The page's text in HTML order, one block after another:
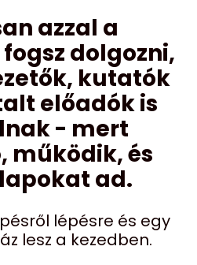
azzal a
dolgozni,
kutatók
előadók is
- mert
működik, és
ad.
lépésre és egy
lesz a kezedben.